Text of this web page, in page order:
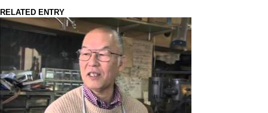
RELATED ENTRY